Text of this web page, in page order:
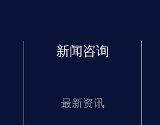
新闻咨询
最新资讯